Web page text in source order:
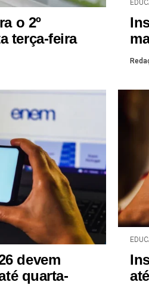
o 2º
terça-feira
devem
quarta-